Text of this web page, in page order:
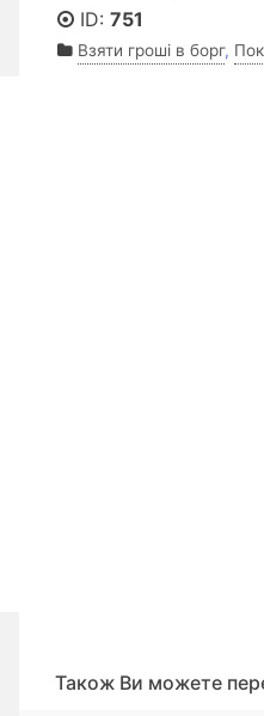
ID: 751
Взяти гроші в борг,
Також Ви можете